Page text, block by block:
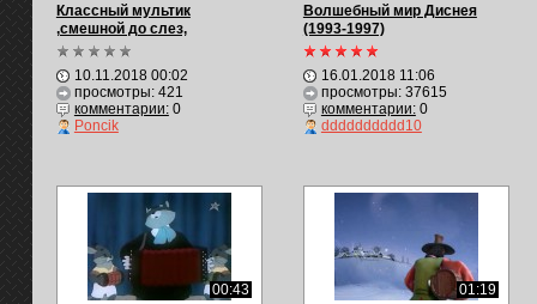
Классный мультик
,смешной до слез,
10.11.2018 00:02
просмотры: 421
комментарии:0
Poncik
Волшебный мир Диснея
(1993-1997)
16.01.2018 11:06
просмотры: 37615
комментарии:0
dddddddddd10
00:43 01:19